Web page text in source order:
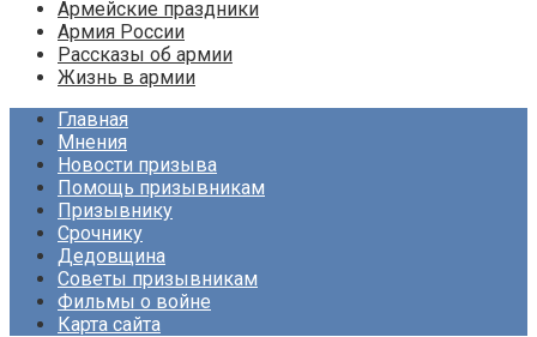
Армейские праздники
Армия России
Рассказы об армии
Жизнь в армии
Главная
Мнения
Новости призыва
Помощь призывникам
Призывнику
Срочнику
Дедовщина
Советы призывникам
Фильмы о войне
Карта сайта